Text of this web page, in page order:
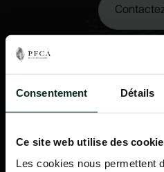
Consentement Détails
Ce site web utilise des
Les cookies nous permettent